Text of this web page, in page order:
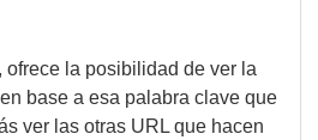
ofrece la posibilidad de ver la
base a esa palabra clave que
ver las otras URL que hacen